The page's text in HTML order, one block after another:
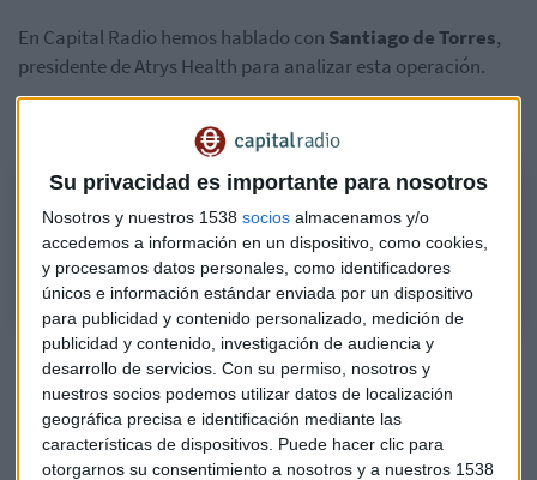
Su privacidad es importante para nosotros
Nosotros y nuestros 1538 socios almacenamos y/o
accedemos a información en un dispositivo, como cookies,
y procesamos datos personales, como identificadores
únicos e información estándar enviada por un dispositivo
para publicidad y contenido personalizado, medición de
publicidad y contenido, investigación de audiencia y
desarrollo de servicios. Con su permiso, nosotros y
nuestros socios podemos utilizar datos de localización
geográfica precisa e identificación mediante las
características de dispositivos. Puede hacer clic para
otorgarnos su consentimiento a nosotros y a nuestros 1538
En Capital Radio hemos hablado con Santiago de Torres,
presidente de Atrys Health para analizar esta operación.
Las razones de Atrys para lanzar una opa sobre Aspy Global
Analizamos la operación entre las compañías del BME Growth de la
mano de Santiago de Torres, presidente de Atrys Health
¿Cuáles son los atractivos que IFM ve en Naturgy? Esto
opina Pedro Mielgo
Este es el mejor valor del mercado español, según
Roberto Moro